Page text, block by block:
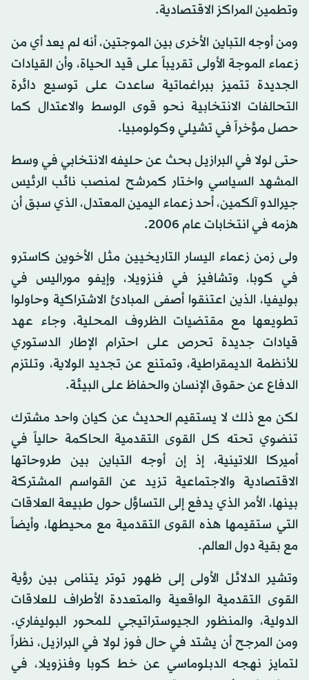
وتطمين المراكز الاقتصادية.
ومن أوجه التباين الأخرى بين الموجتين، أنه لم يعد أي من
زعماء الموجة الأولى تقريباً على قيد الحياة، وأن القيادات
الجديدة تتميز ببراغماتية ساعدت على توسيع دائرة
التحالفات الانتخابية نحو قوى الوسط والاعتدال كما
حصل مؤخراً في تشيلي وكولومبيا.
حتى لولا في البرازيل بحث عن حليفه الانتخابي في وسط
المشهد السياسي واختار كمرشح لمنصب نائب الرئيس
جيرالدو آلكمين، أحد زعماء اليمين المعتدل، الذي سبق أن
هزمه في انتخابات عام 2006.
ولى زمن زعماء اليسار التاريخيين مثل الأخوين كاسترو
في كوبا، وتشافيز في فنزويلا، وإيفو موراليس في
بوليفيا، الذين اعتنقوا أصفى المبادئ الاشتراكية وحاولوا
تطويعها مع مقتضيات الظروف المحلية، وجاء عهد
قيادات جديدة تحرص على احترام الإطار الدستوري
للأنظمة الديمقراطية، وتمتنع عن تجديد الولاية، وتلتزم
الدفاع عن حقوق الإنسان والحفاظ على البيئة.
لكن مع ذلك لا يستقيم الحديث عن كيان واحد مشترك
تنضوي تحته كل القوى التقدمية الحاكمة حالياً في
أميركا اللاتينية، إذ إن أوجه التباين بين طروحاتها
الاقتصادية والاجتماعية تزيد عن القواسم المشتركة
بينها، الأمر الذي يدفع إلى التساؤل حول طبيعة العلاقات
التي ستقيمها هذه القوى التقدمية مع محيطها، وأيضاً
مع بقية دول العالم.
وتشير الدلائل الأولى إلى ظهور توتر يتنامى بين رؤية
القوى التقدمية الواقعية والمتعددة الأطراف للعلاقات
الدولية، والمنظور الجيوستراتيجي للمحور البوليفاري.
ومن المرجح أن يشتد في حال فوز لولا في البرازيل، نظراً
لتمايز نهجه الدبلوماسي عن خط كوبا وفنزويلا، في